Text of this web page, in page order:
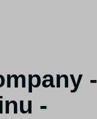
-
-